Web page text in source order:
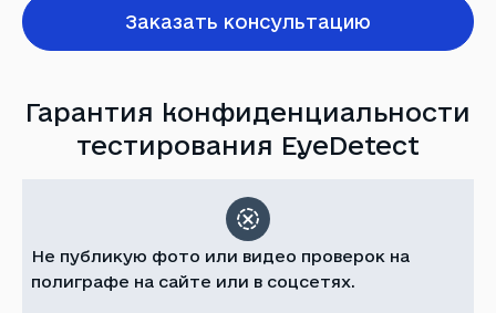
Заказать консультацию
Гарантия конфиденциальности
тестирования EyeDetect
Не публикую фото или видео проверок на
полиграфе на сайте или в соцсетях.